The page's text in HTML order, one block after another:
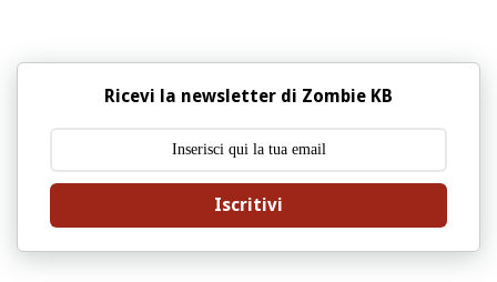
Ricevi la newsletter di Zombie KB
Iscritivi